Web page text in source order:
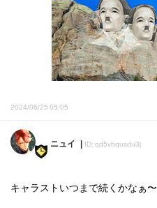
2024/06/25 05:05
ニュイ ID: qd5vhqusdu3j
キャラストいつまで続くかなぁ〜